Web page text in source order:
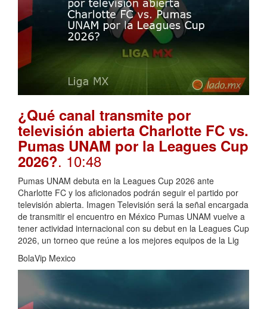
¿Qué canal transmite por
televisión abierta Charlotte FC vs.
Pumas UNAM por la Leagues Cup
2026?. 10:48
Pumas UNAM debuta en la Leagues Cup 2026 ante
Charlotte FC y los aficionados podrán seguir el partido por
televisión abierta. Imagen Televisión será la señal encargada
de transmitir el encuentro en México Pumas UNAM vuelve a
tener actividad internacional con su debut en la Leagues Cup
2026, un torneo que reúne a los mejores equipos de la Lig
BolaVip Mexico